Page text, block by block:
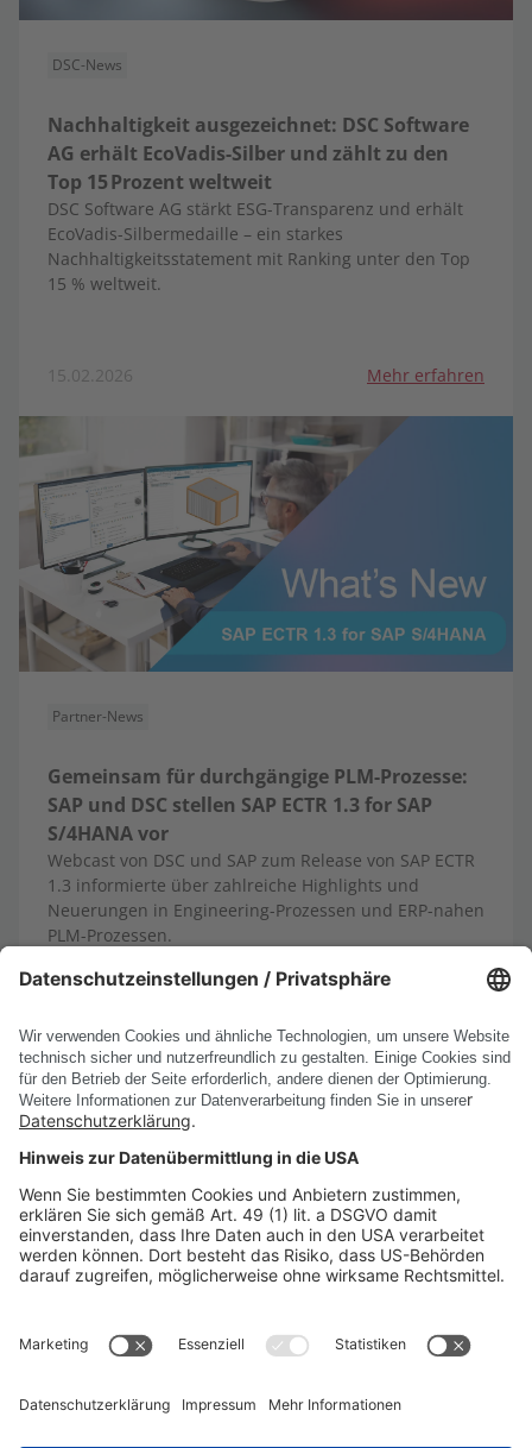
DSC-News
Nachhaltigkeit ausgezeichnet: DSC Software
AG erhält EcoVadis-Silber und zählt zu den
Top 15 Prozent weltweit
DSC Software AG stärkt ESG-Transparenz und erhält
EcoVadis-Silbermedaille – ein starkes
Nachhaltigkeitsstatement mit Ranking unter den Top
15 % weltweit.
15.02.2026 Mehr erfahren
Partner-News
Gemeinsam für durchgängige PLM-Prozesse:
SAP und DSC stellen SAP ECTR 1.3 for SAP
S/4HANA vor
Webcast von DSC und SAP zum Release von SAP ECTR
1.3 informierte über zahlreiche Highlights und
Neuerungen in Engineering-Prozessen und ERP-nahen
PLM-Prozessen.
13.10.2025 Mehr erfahren
Alle News anzeigen